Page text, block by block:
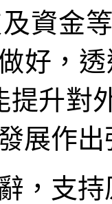
資金
好，
提升對
展作
，支